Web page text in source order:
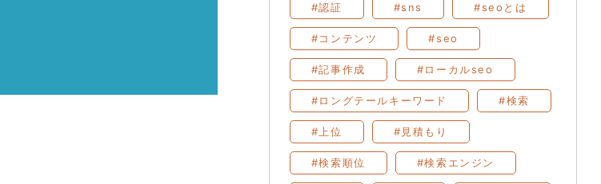
#認証 #sns #seoとは
#コンテンツ #seo
#記事作成 #ローカルseo
#ロングテールキーワード #検索
#上位 #見積もり
#検索順位 #検索エンジン